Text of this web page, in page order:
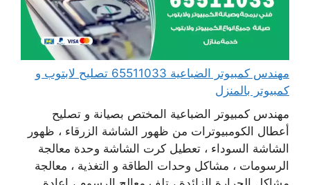
مهندس كمبيوتر الضباعية 65511033 تصليح لابتوب و
كمبيوتر بالمنزل
مهندس كمبيوتر الضباعية المختص بصيانة و تصليح
أعطال الكومبيوترات من ظهور الشاشة الزرقاء ، ظهور
الشاشة السوداء ، تعطيل كرت الشاشة وحدة معالجة
الرسومات ، مشاكل وحدات الطاقة و التغذية ، معالجة